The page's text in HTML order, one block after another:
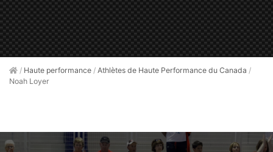
/ Haute performance / Athlètes de Haute Performance du Canada /
Noah Loyer